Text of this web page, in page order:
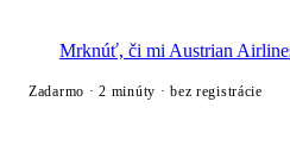
Mrknúť, či mi Austrian
Zadarmo · 2 minúty · bez registrácie